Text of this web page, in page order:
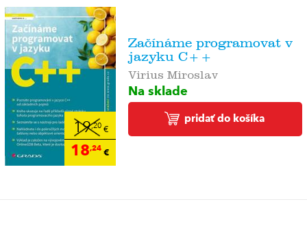
19,20€
18,24€
Začínáme programovat v
jazyku C++
Virius Miroslav
Na sklade
pridať do košíka